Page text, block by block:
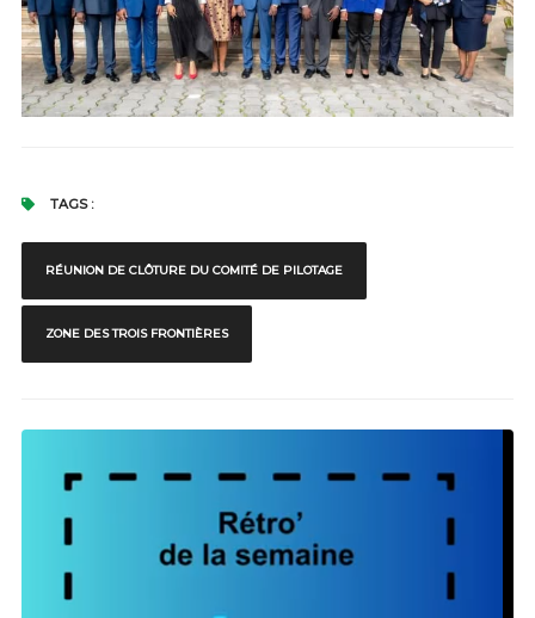
TAGS :
RÉUNION DE CLÔTURE DU COMITÉ DE PILOTAGE
ZONE DES TROIS FRONTIÈRES